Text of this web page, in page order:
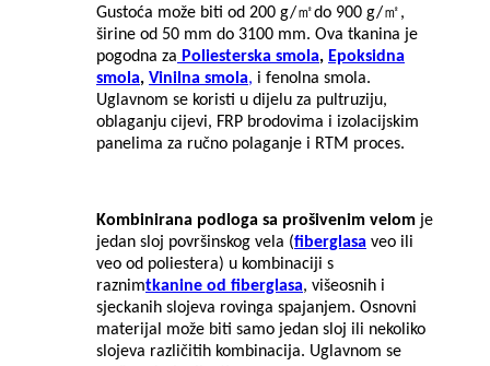
Gustoća može biti od 200 g/㎡do 900 g/㎡,
širine od 50 mm do 3100 mm. Ova tkanina je
pogodna za Poliesterska smola, Epoksidna
smola, Vinilna smola, i fenolna smola.
Uglavnom se koristi u dijelu za pultruziju,
oblaganju cijevi, FRP brodovima i izolacijskim
panelima za ručno polaganje i RTM proces.
Kombinirana podloga sa prošivenim velom je
jedan sloj površinskog vela (fiberglasa veo ili
veo od poliestera) u kombinaciji s
raznimtkanine od fiberglasa, višeosnih i
sjeckanih slojeva rovinga spajanjem. Osnovni
materijal može biti samo jedan sloj ili nekoliko
slojeva različitih kombinacija. Uglavnom se